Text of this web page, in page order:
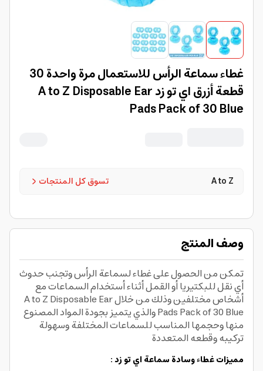
غطاء سماعة الرأس للاستعمال مرة واحدة 30
قطعة أزرق اي تو زد A to Z Disposable Ear
Pads Pack of 30 Blue
تسوق كل المنتجات A to Z
وصف المنتج
تمكن من الحصول على غطاء لسماعة الرأس وتجنب حدوث
أي نقل للبكتيريا أو القمل أثناء أستخدام السماعات مع
أشخاص مختلفين وذلك من خلال A to Z Disposable Ear
Pads Pack of 30 Blue والذي يتميز بجودة المواد المصنوع
منها وحجمها المناسب للسماعات المختلفة وسهولة
تركيبه وقطعه المتعددة
مميزات غطاء وسادة سماعة اي تو زد :